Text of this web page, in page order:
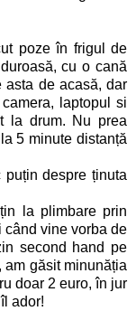
poze în frigul de
cu o cană
asta de acasă, dar
laptopul si
la drum. Nu prea
5 minute distanță
despre ținuta
la plimbare prin
când vine vorba de
second hand pe
am găsit minunăția
doar 2 euro, în jur
ador!